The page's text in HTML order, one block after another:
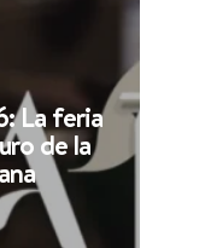
La feria
de la